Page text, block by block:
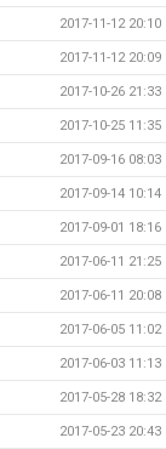
2017-11-12 20:10
2017-11-12 20:09
2017-10-26 21:33
2017-10-25 11:35
2017-09-16 08:03
2017-09-14 10:14
2017-09-01 18:16
2017-06-11 21:25
2017-06-11 20:08
2017-06-05 11:02
2017-06-03 11:13
2017-05-28 18:32
2017-05-23 20:43